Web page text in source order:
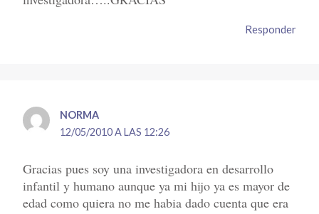
Responder
NORMA
12/05/2010 A LAS 12:26
Gracias pues soy una investigadora en desarrollo
infantil y humano aunque ya mi hijo ya es mayor de
edad como quiera no me habia dado cuenta que era